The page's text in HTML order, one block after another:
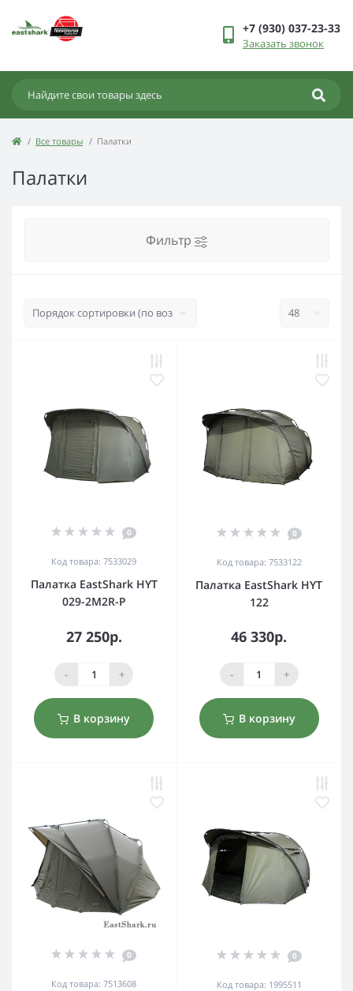
+7 (930) 037-23-33
Заказать звонок
Все товары Палатки
Палатки
Фильтр
0
Код товара: 7533029
Палатка EastShark HYT
029-2M2R-P
27 250р.
- +
В корзину
0
Код товара: 7533122
Палатка EastShark HYT
122
46 330р.
- +
В корзину
0
Код товара: 7513608
0
Код товара: 1995511